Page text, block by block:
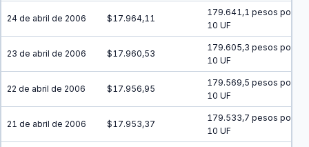
24 de abril de 2006 $17.964,11
179.641,1 pesos por
10 UF
23 de abril de 2006 $17.960,53
179.605,3 pesos por
10 UF
22 de abril de 2006 $17.956,95
179.569,5 pesos por
10 UF
21 de abril de 2006 $17.953,37
179.533,7 pesos por
10 UF